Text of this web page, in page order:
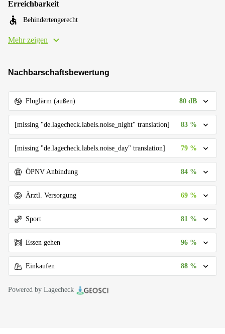
Erreichbarkeit
Behindertengerecht
Mehr zeigen
Nachbarschaftsbewertung
Fluglärm (außen) 80 dB
[missing "de.lagecheck.labels.noise_night" translation] 83 %
[missing "de.lagecheck.labels.noise_day" translation] 79 %
ÖPNV Anbindung 84 %
Ärztl. Versorgung 69 %
Sport 81 %
Essen gehen 96 %
Einkaufen 88 %
Powered by Lagecheck